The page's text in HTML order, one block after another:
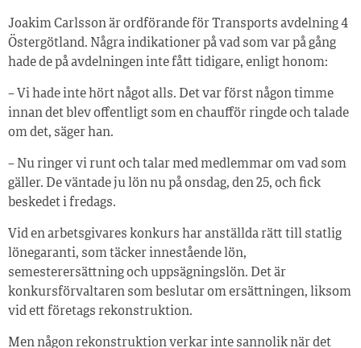
Joakim Carlsson är ordförande för Transports avdelning 4
Östergötland. Några indikationer på vad som var på gång
hade de på avdelningen inte fått tidigare, enligt honom:
– Vi hade inte hört något alls. Det var först någon timme
innan det blev offentligt som en chaufför ringde och talade
om det, säger han.
– Nu ringer vi runt och talar med medlemmar om vad som
gäller. De väntade ju lön nu på onsdag, den 25, och fick
beskedet i fredags.
Vid en arbetsgivares konkurs har anställda rätt till statlig
lönegaranti, som täcker innestående lön,
semesterersättning och uppsägningslön. Det är
konkursförvaltaren som beslutar om ersättningen, liksom
vid ett företags rekonstruktion.
Men någon rekonstruktion verkar inte sannolik när det